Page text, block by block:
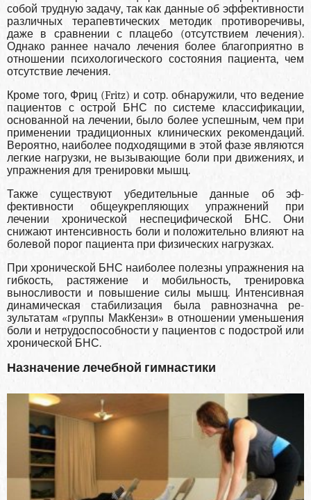
собой трудную задачу, так как данные об эффективности
различных терапевтических ме­тодик противоречивы,
даже в сравнении с пла­цебо (отсутствием лечения).
Однако раннее начало лечения более благоприятно в
отношении психологического состояния пациента, чем
отсут­ствие лечения.
Кроме того, Фриц (Fritz) и сотр. обнаружили, что ведение
пациентов с острой БНС по системе классификации,
основанной на лечении, было более успешным, чем при
приме­нении традиционных клинических рекоменда­ций.
Вероятно, наиболее подходящими в этой фазе являются
легкие нагрузки, не вызыва­ющие боли при движениях, и
упражнения для тренировки мышц.
Также существуют убедительные данные об эф­
фективности общеукрепляющих упражнений при
лечении хронической неспецифической БНС. Они
снижают интенсивность боли и по­ложительно влияют на
болевой порог пациента при физических нагрузках.
При хронической БНС наиболее полезны упражнения на
гибкость, растя­жение и мобильность, тренировка
выносливости и повышение силы мышц. Интенсивная
ди­намическая стабилизация была равнозначна ре­
зультатам «группы МакКензи» в отношении умень­шения
боли и нетрудоспособности у пациентов с подострой или
хронической БНС.
Назначение лечебной гимнастики